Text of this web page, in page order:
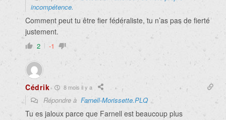
incompétence.
Comment peut tu être fier fédéraliste, tu n’as pas de fierté
justement.
2 -1
Cédrik 8 mois il y a
Répondre à Farnell-Morissette.PLQ
Tu es jaloux parce que Farnell est beaucoup plus